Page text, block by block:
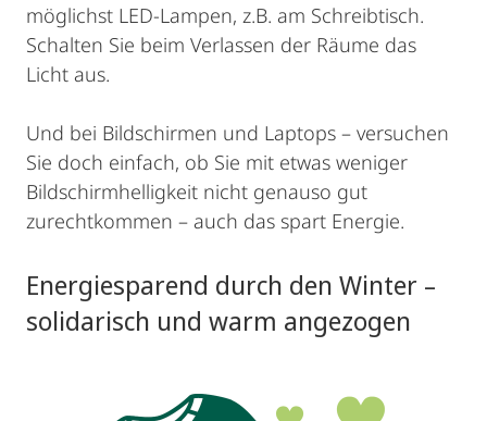
möglichst LED-Lampen, z.B. am Schreibtisch.
Schalten Sie beim Verlassen der Räume das
Licht aus.
Und bei Bildschirmen und Laptops – versuchen
Sie doch einfach, ob Sie mit etwas weniger
Bildschirmhelligkeit nicht genauso gut
zurechtkommen – auch das spart Energie.
Energiesparend durch den Winter –
solidarisch und warm angezogen